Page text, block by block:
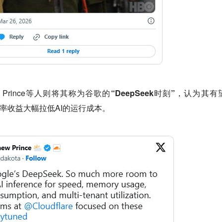
等人则将其称为谷歌的“DeepSeek时刻” ，认为其有
益大幅拉低AI的运行成本。